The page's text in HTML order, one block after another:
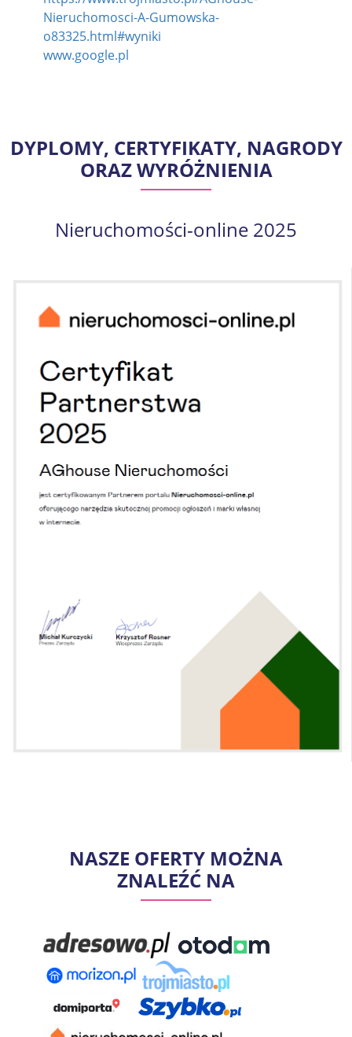
Nieruchomosci-A-Gumowska-
o83325.html#wyniki
www.google.pl
DYPLOMY, CERTYFIKATY, NAGRODY
ORAZ WYRÓŻNIENIA
Nieruchomości-online 2025
NASZE OFERTY MOŻNA
ZNALEŹĆ NA